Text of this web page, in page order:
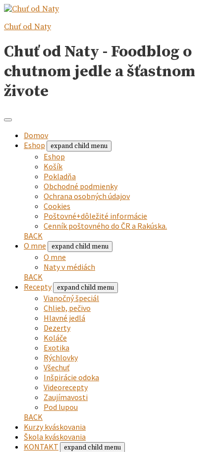
Chuť od Naty
Chuť od Naty - Foodblog o
chutnom jedle a šťastnom
živote
Domov
Eshop
expand child menu
Eshop
Košík
Pokladňa
Obchodné podmienky
Ochrana osobných údajov
Cookies
Poštovné+dôležité informácie
Cenník poštovného do ČR a Rakúska.
BACK
O mne
expand child menu
O mne
Naty v médiách
BACK
Recepty
expand child menu
Vianočný špeciál
Chlieb, pečivo
Hlavné jedlá
Dezerty
Koláče
Exotika
Rýchlovky
Všechuť
Inšpirácie odoka
Videorecepty
Zaujímavosti
Pod lupou
BACK
Kurzy kváskovania
Škola kváskovania
KONTAKT
expand child menu